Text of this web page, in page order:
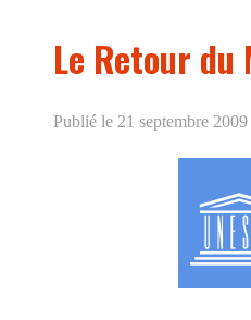
Le Retour du
Publié le 21 septembre 2009